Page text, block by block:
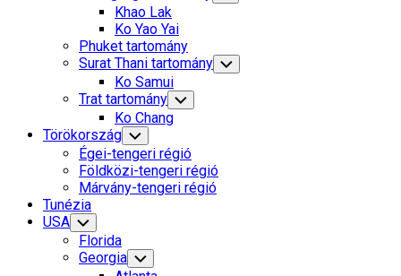
Child
Khao Lak
Ko Yao Yai
Phuket tartomány
Surat Thani tartomány Toggle
Child
Ko Samui
Trat tartomány Toggle
Child
Ko Chang
Törökország Toggle
Child
Menu
Égei-tengeri régió
Földközi-tengeri régió
Márvány-tengeri régió
Tunézia
USA Toggle
Child
Menu
Florida
Georgia Toggle
Child